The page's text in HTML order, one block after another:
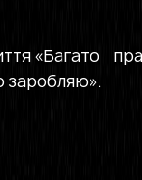
«Багато
заробляю».